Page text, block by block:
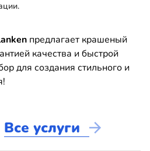
предлагает крашеный
качества и быстрой
для создания стильного и
Все услуги